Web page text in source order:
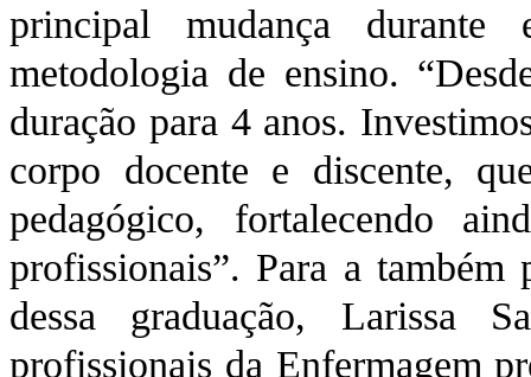
principal mudança
metodologia de ensino.
duração para 4 anos.
corpo docente e discente,
pedagógico, fortalecendo
profissionais”. Para a também
dessa graduação, Larissa
profissionais da Enfermagem